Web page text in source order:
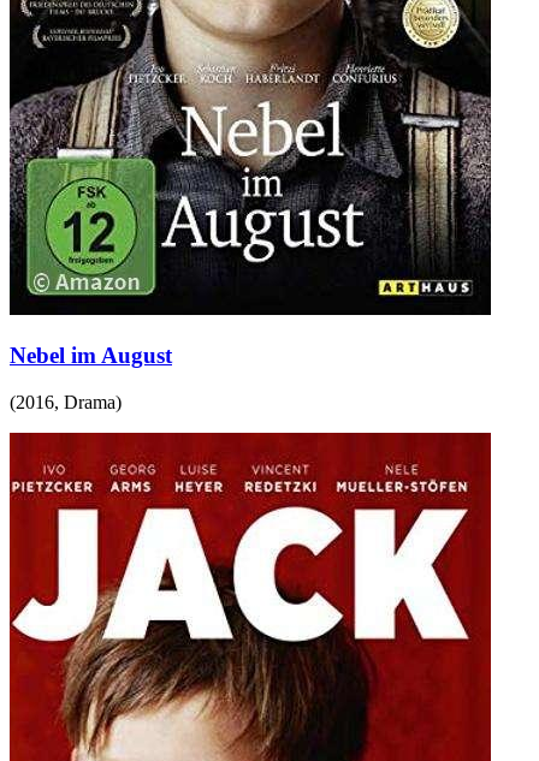
Nebel im August
(2016, Drama)